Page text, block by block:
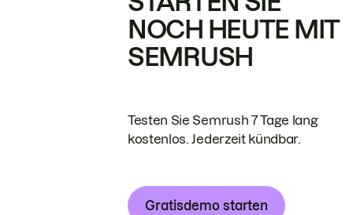
NOCH HEUTE MIT
SEMRUSH
Testen Sie Semrush 7 Tage lang
kostenlos. Jederzeit kündbar.
Gratisdemo starten